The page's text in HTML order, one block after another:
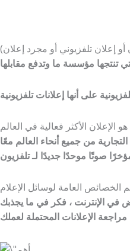
إعلان تلفزيوني أو مجرد إعلان)
الإعلان الأكثر فعالية في العالم
من جميع أنحاء العالم معًا
الخصائص العامة لوسائل الإعلام
في الإنترنت ، فكر في ما يجذبك